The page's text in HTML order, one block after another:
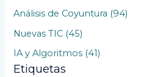
:
Análisis de Coyuntura (94)
Nuevas TIC (45)
IA y Algoritmos (41)
Etiquetas